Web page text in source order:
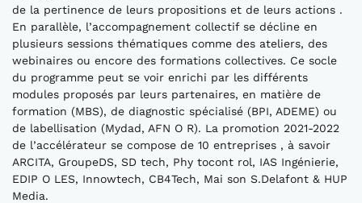
de la pertinence de leurs propositions et de leurs actions .
En parallèle, l’accompagnement collectif se décline en
plusieurs sessions thématiques comme des ateliers, des
webinaires ou encore des formations collectives. Ce socle
du programme peut se voir enrichi par les différents
modules proposés par leurs partenaires, en matière de
formation (MBS), de diagnostic spécialisé (BPI, ADEME) ou
de labellisation (Mydad, AFN O R). La promotion 2021-2022
de l’accélérateur se compose de 10 entreprises , à savoir
ARCITA, GroupeDS, SD tech, Phy tocont rol, IAS Ingénierie,
EDIP O LES, Innowtech, CB4Tech, Mai son S.Delafont & HUP
Media.